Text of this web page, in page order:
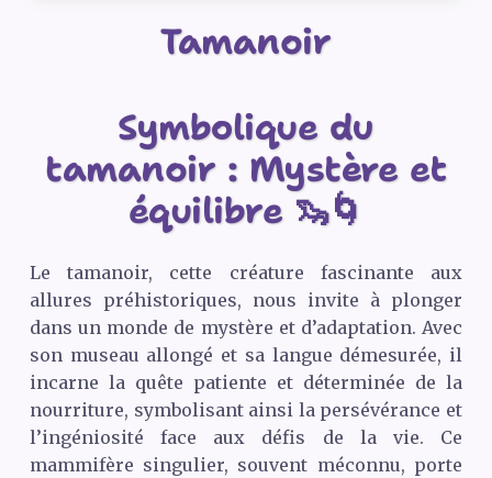
Tamanoir
Symbolique du
tamanoir : Mystère et
équilibre 🦦🌀
Le tamanoir, cette créature fascinante aux
allures préhistoriques, nous invite à plonger
dans un monde de mystère et d’adaptation. Avec
son museau allongé et sa langue démesurée, il
incarne la quête patiente et déterminée de la
nourriture, symbolisant ainsi la persévérance et
l’ingéniosité face aux défis de la vie. Ce
mammifère singulier, souvent méconnu, porte